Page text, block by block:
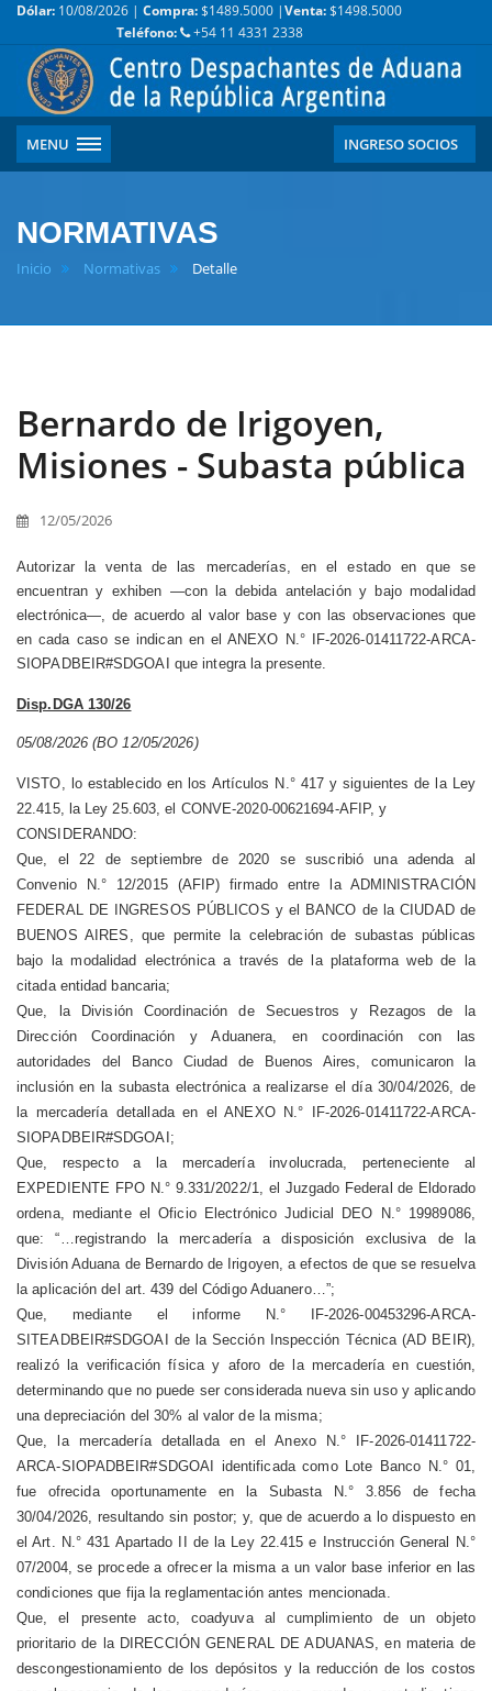
Dólar: 10/08/2026 | Compra:$1489.5000 |Venta:$1498.5000
Teléfono:
+54 11 4331 2338
MENU INGRESO SOCIOS
NORMATIVAS
Inicio Normativas Detalle
Bernardo de Irigoyen,
Misiones - Subasta pública
12/05/2026
Autorizar la venta de las mercaderías, en el estado en que se
encuentran y exhiben —con la debida antelación y bajo modalidad
electrónica—, de acuerdo al valor base y con las observaciones que
en cada caso se indican en el ANEXO N.° IF-2026-01411722-ARCA-
SIOPADBEIR#SDGOAI que integra la presente.
Disp.DGA 130/26
05/08/2026 (BO 12/05/2026)
VISTO, lo establecido en los Artículos N.° 417 y siguientes de la Ley
22.415, la Ley 25.603, el CONVE-2020-00621694-AFIP, y
CONSIDERANDO:
Que, el 22 de septiembre de 2020 se suscribió una adenda al
Convenio N.° 12/2015 (AFIP) firmado entre la ADMINISTRACIÓN
FEDERAL DE INGRESOS PÚBLICOS y el BANCO de la CIUDAD de
BUENOS AIRES, que permite la celebración de subastas públicas
bajo la modalidad electrónica a través de la plataforma web de la
citada entidad bancaria;
Que, la División Coordinación de Secuestros y Rezagos de la
Dirección Coordinación y Aduanera, en coordinación con las
autoridades del Banco Ciudad de Buenos Aires, comunicaron la
inclusión en la subasta electrónica a realizarse el día 30/04/2026, de
la mercadería detallada en el ANEXO N.° IF-2026-01411722-ARCA-
SIOPADBEIR#SDGOAI;
Que, respecto a la mercadería involucrada, perteneciente al
EXPEDIENTE FPO N.° 9.331/2022/1, el Juzgado Federal de Eldorado
ordena, mediante el Oficio Electrónico Judicial DEO N.° 19989086,
que: “…registrando la mercadería a disposición exclusiva de la
División Aduana de Bernardo de Irigoyen, a efectos de que se resuelva
la aplicación del art. 439 del Código Aduanero…”;
Que, mediante el informe N.° IF-2026-00453296-ARCA-
SITEADBEIR#SDGOAI de la Sección Inspección Técnica (AD BEIR),
realizó la verificación física y aforo de la mercadería en cuestión,
determinando que no puede ser considerada nueva sin uso y aplicando
una depreciación del 30% al valor de la misma;
Que, la mercadería detallada en el Anexo N.° IF-2026-01411722-
ARCA-SIOPADBEIR#SDGOAI identificada como Lote Banco N.° 01,
fue ofrecida oportunamente en la Subasta N.° 3.856 de fecha
30/04/2026, resultando sin postor; y, que de acuerdo a lo dispuesto en
el Art. N.° 431 Apartado II de la Ley 22.415 e Instrucción General N.°
07/2004, se procede a ofrecer la misma a un valor base inferior en las
condiciones que fija la reglamentación antes mencionada.
Que, el presente acto, coadyuva al cumplimiento de un objeto
prioritario de la DIRECCIÓN GENERAL DE ADUANAS, en materia de
descongestionamiento de los depósitos y la reducción de los costos